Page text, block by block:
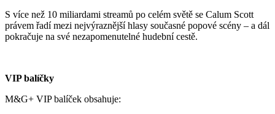
S více než 10 miliardami streamů po celém světě se Calum Scott
právem řadí mezi nejvýraznější hlasy současné popové scény – a dál
pokračuje na své nezapomenutelné hudební cestě.
VIP balíčky
M&G+ VIP balíček obsahuje: